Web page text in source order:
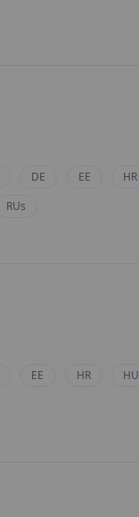
DE EE HR
RUs
EE HR HU